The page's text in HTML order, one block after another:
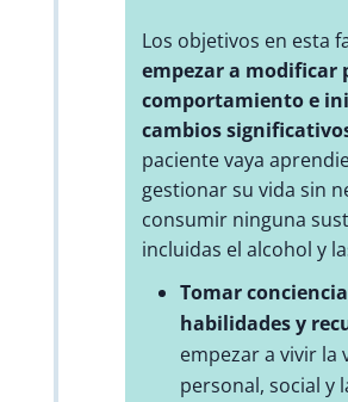
Los objetivos en esta
empezar a modificar
comportamiento e
cambios
paciente vaya
gestionar su vida sin
consumir ninguna
incluidas el alcohol y
Tomar
habilidades y
empezar a vivir la
personal, social y